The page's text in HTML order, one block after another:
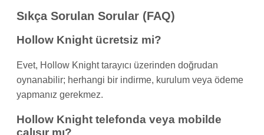
Sıkça Sorulan Sorular (FAQ)
Hollow Knight ücretsiz mi?
Evet, Hollow Knight tarayıcı üzerinden doğrudan
oynanabilir; herhangi bir indirme, kurulum veya ödeme
yapmanız gerekmez.
Hollow Knight telefonda veya mobilde
çalışır mı?